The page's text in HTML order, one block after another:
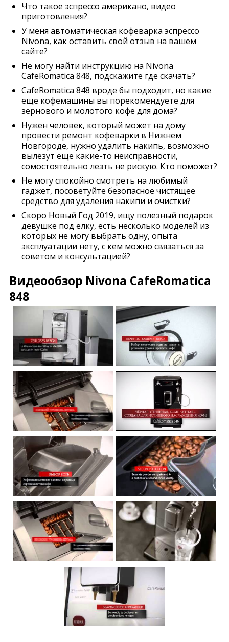
Что такое эспрессо американо, видео
приготовления?
У меня автоматическая кофеварка эспрессо
Nivona, как оставить свой отзыв на вашем
сайте?
Не могу найти инструкцию на Nivona
CafeRomatica 848, подскажите где скачать?
CafeRomatica 848 вроде бы подходит, но какие
еще кофемашины вы порекомендуете для
зернового и молотого кофе для дома?
Нужен человек, который может на дому
провести ремонт кофеварки в Нижнем
Новгороде, нужно удалить накипь, возможно
вылезут еще какие-то неисправности,
сомостоятельно лезть не рискую. Кто поможет?
Не могу спокойно смотреть на любимый
гаджет, посоветуйте безопасное чистящее
средство для удаления накипи и очистки?
Скоро Новый Год 2019, ищу полезный подарок
девушке под елку, есть несколько моделей из
которых не могу выбрать одну, опыта
эксплуатации нету, с кем можно связаться за
советом и консультацией?
Видеообзор Nivona CafeRomatica
848